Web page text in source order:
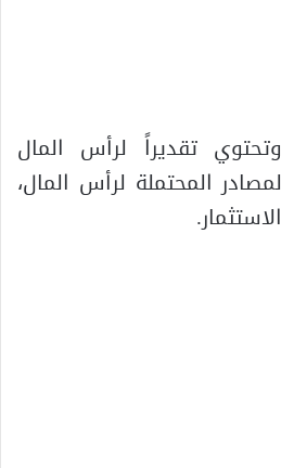
تقديراً لرأس المال
المحتملة لرأس المال،